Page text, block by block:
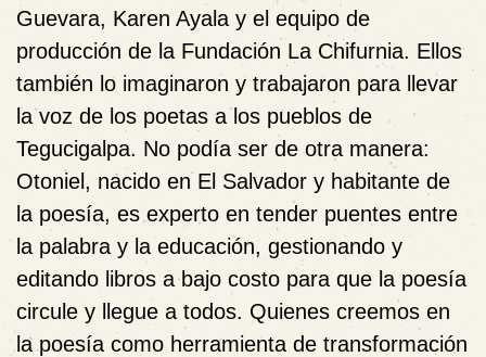
Guevara, Karen Ayala y el equipo de
producción de la Fundación La Chifurnia. Ellos
también lo imaginaron y trabajaron para llevar
la voz de los poetas a los pueblos de
Tegucigalpa. No podía ser de otra manera:
Otoniel, nacido en El Salvador y habitante de
la poesía, es experto en tender puentes entre
la palabra y la educación, gestionando y
editando libros a bajo costo para que la poesía
circule y llegue a todos. Quienes creemos en
la poesía como herramienta de transformación